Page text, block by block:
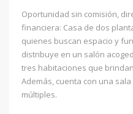
Oportunidad sin comisión,
financiera: Casa de dos
quienes buscan espacio y
distribuye en un salón
tres habitaciones que
Además, cuenta con una
múltiples.